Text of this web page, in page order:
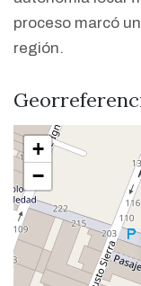
proceso marcó
región.
+
−